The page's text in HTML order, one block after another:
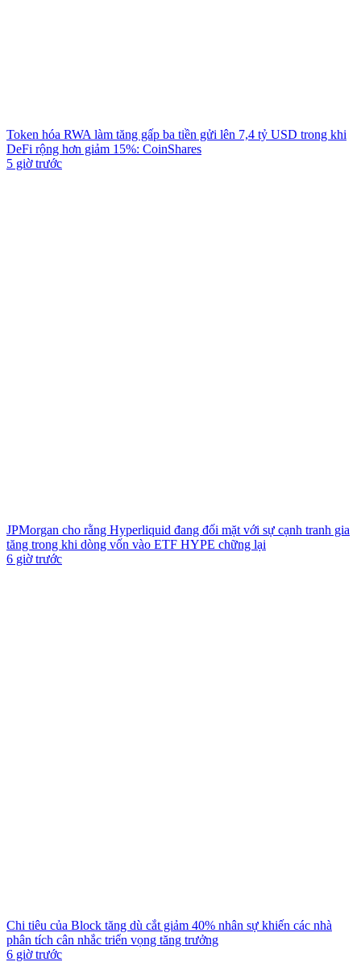
Token hóa RWA làm tăng gấp ba tiền gửi lên 7,4 tỷ USD trong khi
DeFi rộng hơn giảm 15%: CoinShares
5 giờ trước
JPMorgan cho rằng Hyperliquid đang đối mặt với sự cạnh tranh gia
tăng trong khi dòng vốn vào ETF HYPE chững lại
6 giờ trước
Chi tiêu của Block tăng dù cắt giảm 40% nhân sự khiến các nhà
phân tích cân nhắc triển vọng tăng trưởng
6 giờ trước